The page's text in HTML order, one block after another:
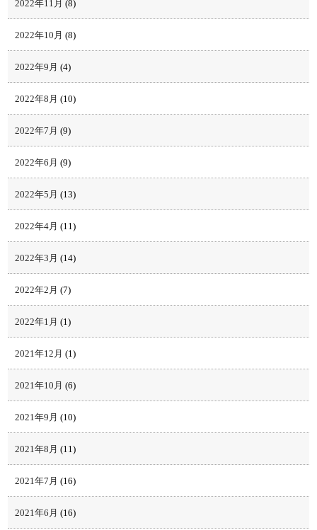
2022年11月 (8)
2022年10月 (8)
2022年9月 (4)
2022年8月 (10)
2022年7月 (9)
2022年6月 (9)
2022年5月 (13)
2022年4月 (11)
2022年3月 (14)
2022年2月 (7)
2022年1月 (1)
2021年12月 (1)
2021年10月 (6)
2021年9月 (10)
2021年8月 (11)
2021年7月 (16)
2021年6月 (16)